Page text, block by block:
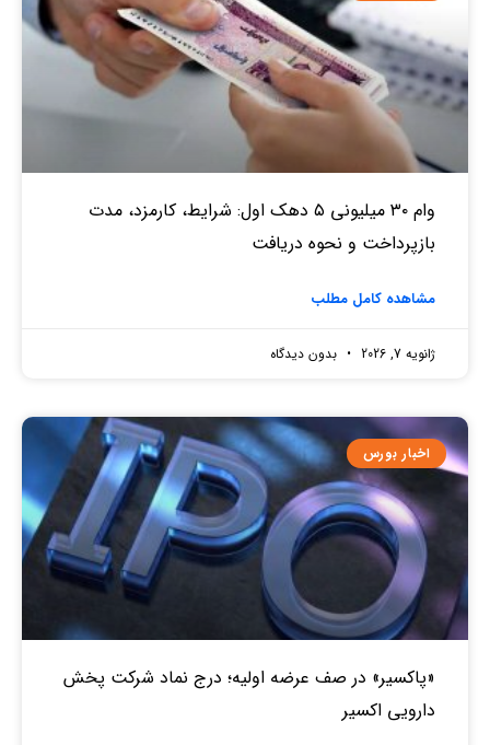
وام ۳۰ میلیونی ۵ دهک اول: شرایط، کارمزد، مدت
بازپرداخت و نحوه دریافت
مشاهده کامل مطلب
ژانویه 7, 2026 بدون دیدگاه
اخبار بورس
«پاکسیر» در صف عرضه اولیه؛ درج نماد شرکت پخش
دارویی اکسیر